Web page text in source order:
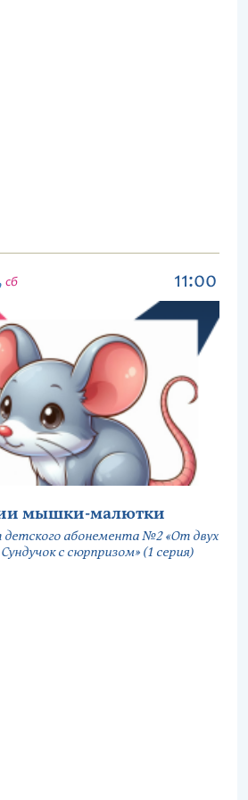
сб 11:00
мышки-малютки
абонемента №2 «От двух
с сюрпризом» (1 серия)